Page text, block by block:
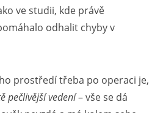
ve studii, kde právě
odhalit chyby v
prostředí třeba po operaci je,
pečlivější vedení– vše se dá